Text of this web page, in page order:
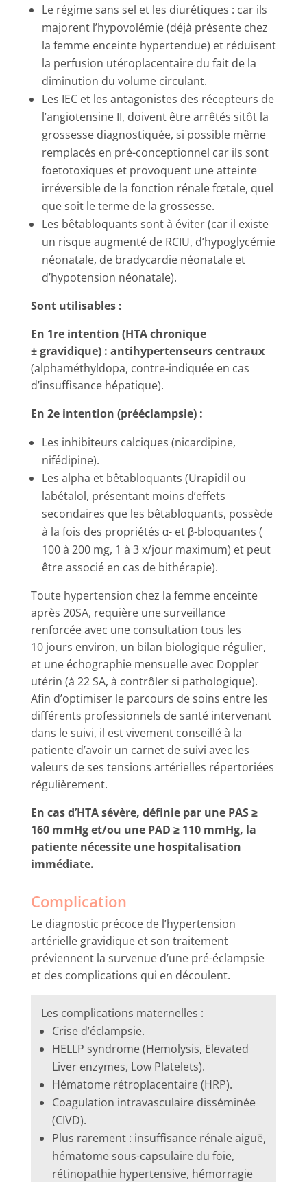
Le régime sans sel et les diurétiques : car ils
majorent l’hypovolémie (déjà présente chez
la femme enceinte hypertendue) et réduisent
la perfusion utéroplacentaire du fait de la
diminution du volume circulant.
Les IEC et les antagonistes des récepteurs de
l’angiotensine II, doivent être arrêtés sitôt la
grossesse diagnostiquée, si possible même
remplacés en pré-conceptionnel car ils sont
foetotoxiques et provoquent une atteinte
irréversible de la fonction rénale fœtale, quel
que soit le terme de la grossesse.
Les bêtabloquants sont à éviter (car il existe
un risque augmenté de RCIU, d’hypoglycémie
néonatale, de bradycardie néonatale et
d’hypotension néonatale).
Sont utilisables :
En 1re intention (HTA chronique
± gravidique) : antihypertenseurs centraux
(alphaméthyldopa, contre-indiquée en cas
d’insuffisance hépatique).
En 2e intention (prééclampsie) :
Les inhibiteurs calciques (nicardipine,
nifédipine).
Les alpha et bêtabloquants (Urapidil ou
labétalol, présentant moins d’effets
secondaires que les bêtabloquants, possède
à la fois des propriétés α- et β-bloquantes (
100 à 200 mg, 1 à 3 x/jour maximum) et peut
être associé en cas de bithérapie).
Toute hypertension chez la femme enceinte
après 20SA, requière une surveillance
renforcée avec une consultation tous les
10 jours environ, un bilan biologique régulier,
et une échographie mensuelle avec Doppler
utérin (à 22 SA, à contrôler si pathologique).
Afin d’optimiser le parcours de soins entre les
différents professionnels de santé intervenant
dans le suivi, il est vivement conseillé à la
patiente d’avoir un carnet de suivi avec les
valeurs de ses tensions artérielles répertoriées
régulièrement.
En cas d’HTA sévère, définie par une PAS ≥
160 mmHg et/ou une PAD ≥ 110 mmHg, la
patiente nécessite une hospitalisation
immédiate.
Complication
Le diagnostic précoce de l’hypertension
artérielle gravidique et son traitement
préviennent la survenue d’une pré-éclampsie
et des complications qui en découlent.
Les complications maternelles :
Crise d’éclampsie.
HELLP syndrome (Hemolysis, Elevated
Liver enzymes, Low Platelets).
Hématome rétroplacentaire (HRP).
Coagulation intravasculaire disséminée
(CIVD).
Plus rarement : insuffisance rénale aiguë,
hématome sous-capsulaire du foie,
rétinopathie hypertensive, hémorragie